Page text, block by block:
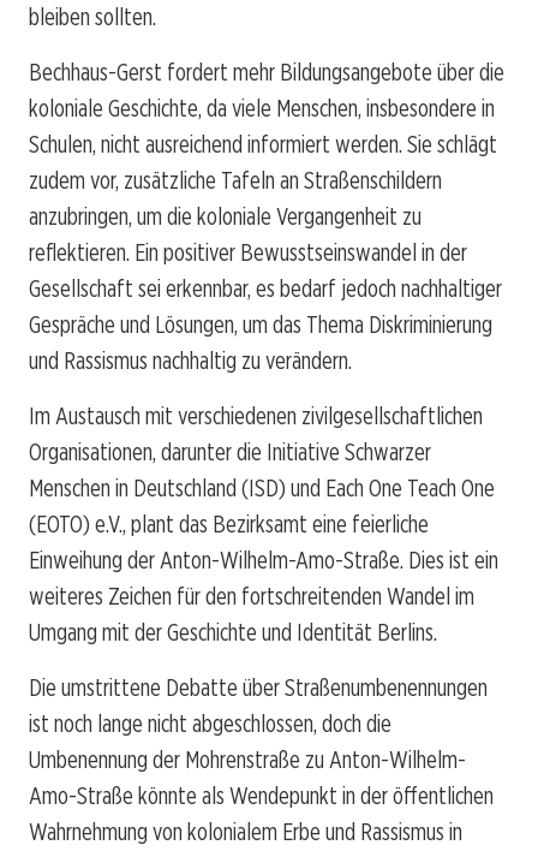
bleiben sollten.
Bechhaus-Gerst fordert mehr Bildungsangebote über die
koloniale Geschichte, da viele Menschen, insbesondere in
Schulen, nicht ausreichend informiert werden. Sie schlägt
zudem vor, zusätzliche Tafeln an Straßenschildern
anzubringen, um die koloniale Vergangenheit zu
reflektieren. Ein positiver Bewusstseinswandel in der
Gesellschaft sei erkennbar, es bedarf jedoch nachhaltiger
Gespräche und Lösungen, um das Thema Diskriminierung
und Rassismus nachhaltig zu verändern.
Im Austausch mit verschiedenen zivilgesellschaftlichen
Organisationen, darunter die Initiative Schwarzer
Menschen in Deutschland (ISD) und Each One Teach One
(EOTO) e.V., plant das Bezirksamt eine feierliche
Einweihung der Anton-Wilhelm-Amo-Straße. Dies ist ein
weiteres Zeichen für den fortschreitenden Wandel im
Umgang mit der Geschichte und Identität Berlins.
Die umstrittene Debatte über Straßenumbenennungen
ist noch lange nicht abgeschlossen, doch die
Umbenennung der Mohrenstraße zu Anton-Wilhelm-
Amo-Straße könnte als Wendepunkt in der öffentlichen
Wahrnehmung von kolonialem Erbe und Rassismus in